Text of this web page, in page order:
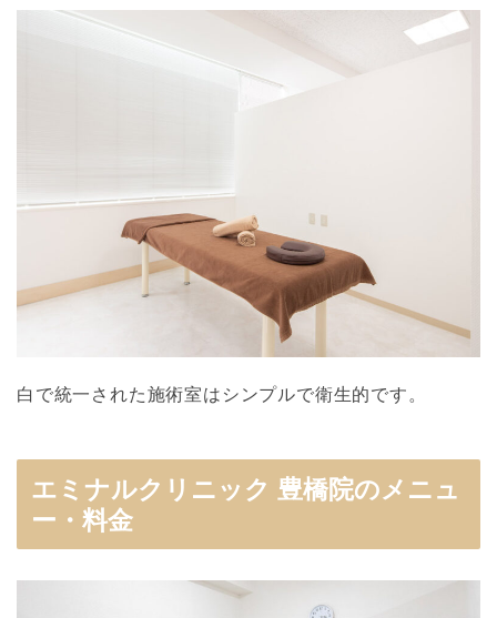
白で統一された施術室はシンプルで衛生的です。
エミナルクリニック 豊橋院のメニュ
ー・料金